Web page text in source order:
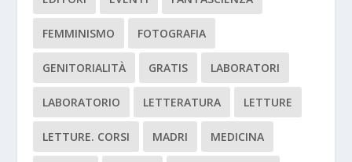
FEMMINISMO FOTOGRAFIA
GENITORIALITÀ GRATIS LABORATORI
LABORATORIO LETTERATURA LETTURE
LETTURE. CORSI MADRI MEDICINA